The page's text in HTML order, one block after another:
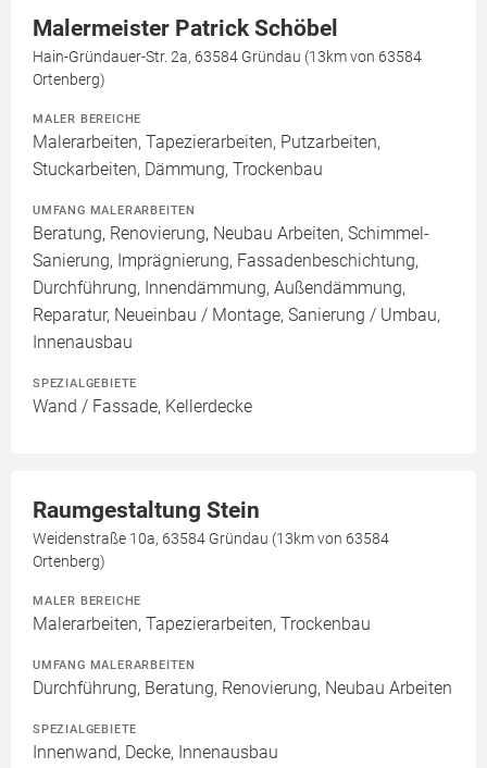
Malermeister Patrick Schöbel
Hain-Gründauer-Str. 2a, 63584 Gründau (13km von 63584
Ortenberg)
MALER BEREICHE
Malerarbeiten, Tapezierarbeiten, Putzarbeiten,
Stuckarbeiten, Dämmung, Trockenbau
UMFANG MALERARBEITEN
Beratung, Renovierung, Neubau Arbeiten, Schimmel-
Sanierung, Imprägnierung, Fassadenbeschichtung,
Durchführung, Innendämmung, Außendämmung,
Reparatur, Neueinbau / Montage, Sanierung / Umbau,
Innenausbau
SPEZIALGEBIETE
Wand / Fassade, Kellerdecke
Raumgestaltung Stein
Weidenstraße 10a, 63584 Gründau (13km von 63584
Ortenberg)
MALER BEREICHE
Malerarbeiten, Tapezierarbeiten, Trockenbau
UMFANG MALERARBEITEN
Durchführung, Beratung, Renovierung, Neubau Arbeiten
SPEZIALGEBIETE
Innenwand, Decke, Innenausbau